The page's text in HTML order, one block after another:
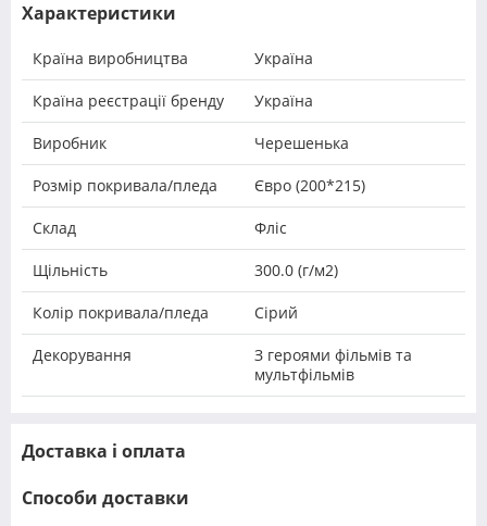
Характеристики
Країна виробництва Україна
Країна реєстрації бренду Україна
Виробник Черешенька
Розмір покривала/пледа Євро (200*215)
Склад Фліс
Щільність 300.0 (г/м2)
Колір покривала/пледа Сірий
Декорування
З героями фільмів та
мультфільмів
Доставка і оплата
Способи доставки